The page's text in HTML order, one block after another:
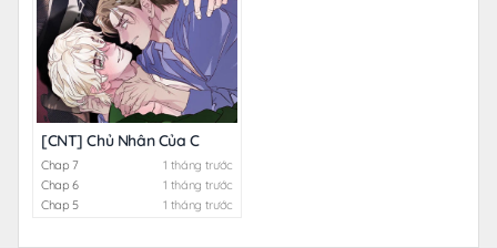
[CNT] Chủ Nhân Của C
Chap 7
1 tháng trước
Chap 6
1 tháng trước
Chap 5
1 tháng trước